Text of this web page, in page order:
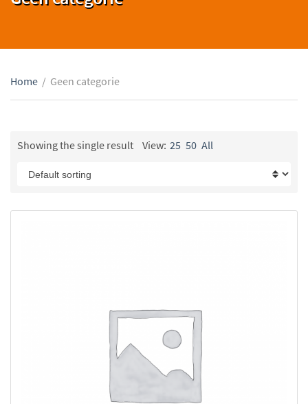
Home / Geen categorie
Showing the single result View: 25 50 All